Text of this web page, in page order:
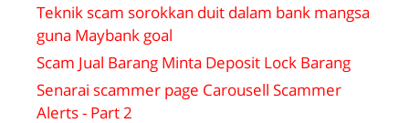
Teknik scam sorokkan duit dalam bank mangsa
guna Maybank goal
Scam Jual Barang Minta Deposit Lock Barang
Senarai scammer page Carousell Scammer
Alerts - Part 2